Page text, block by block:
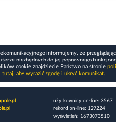
informujemy, że
niezbędnych do jej poprawnego
cookie znajdziecie Państwo na stronie
tutaj, aby wyrazić zgodę i ukryć komunikat.
użytkownicy on-line: 3567
rekord on-line: 129224
wyświetleń: 1673073510